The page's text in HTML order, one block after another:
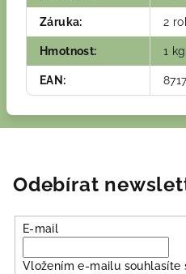
Záruka: 2
Hmotnost: 1 kg
EAN :
Odebírat
E-mail
Vložením e-mailu souhlasíte